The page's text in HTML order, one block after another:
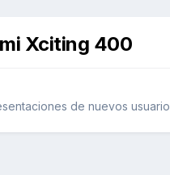
Xciting 400
de nuevos